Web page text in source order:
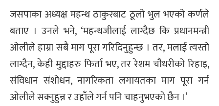
जसपाका अध्यक्ष महन्थ ठाकुरबाट ठूलो भुल भएको कर्णले
बताए । उनले भने, ‘महन्थजीलाई लाग्दैछ कि प्रधानमन्त्री
ओलीले हाम्रा सबै माग पूरा गरिदिनुहुन्छ । तर, मलाई त्यस्तो
लाग्दैन, केही मुद्दाहरु फिर्ता भए, तर रेशम चौधरीको रिहाइ,
संविधान संशोधन, नागरिकता लगायतका माग पूरा गर्न
ओलीले सक्नुहुन्न र उहाँले गर्न पनि चाहनुभएको छैन ।’